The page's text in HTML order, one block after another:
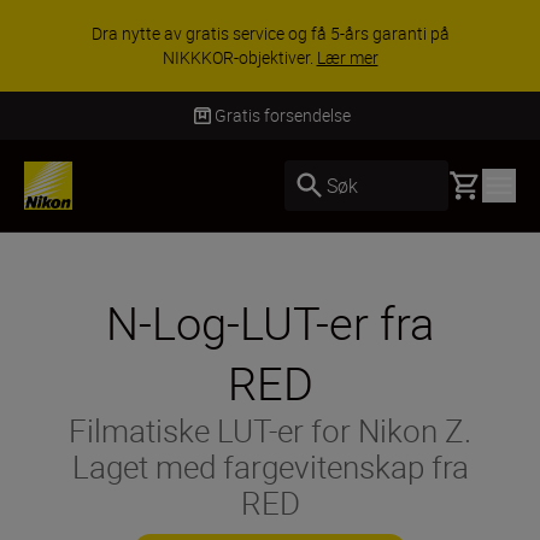
ACCESSORY SAVINGS | Få 15 % rabatt på
utvalgt tilbehør, gjør fotoutstyret komplett i dag.
KJØP NÅ
Levering innen 3–6 virkedager
Søk Basket
N-Log-LUT-er fra
RED
Filmatiske LUT-er for Nikon Z.
Laget med fargevitenskap fra
RED